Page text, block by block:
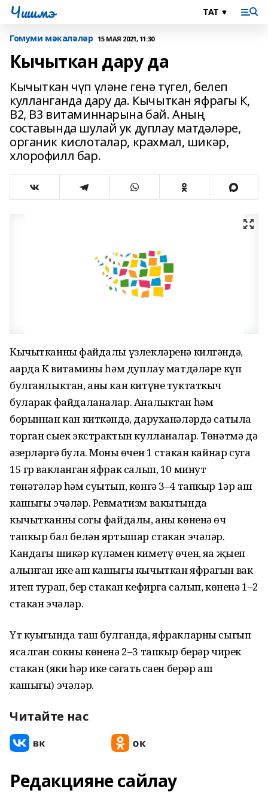
Чишмэ
Гомуми мәкаләләр 15 МАЯ 2021, 11:30
Кычыткан дару да
Кычыткан чүп үләне генә түгел, белеп
кулланганда дару да. Кычыткан яфрагы К,
В2, В3 витаминнарына бай. Аның
составында шулай ук дуплау матдәләре,
органик кислоталар, крахмал, шикәр,
хлорофилл бар.
Кычытканның файдалы үзлекләренә килгәндә,
аңарда К витамины һәм дуплау матдәләре күп
булганлыктан, аны кан китүне туктаткыч
буларак файдаланалар. Аналыктан һәм
борыннан кан киткәндә, даруханәләрдә сатыла
торган сыек экстрактын кулланалар. Төнәтмә дә
әзерләргә була. Моның өчен 1 стакан кайнар суга
15 гр вакланган яфрак салып, 10 минут
төнәтәләр һәм суытып, көнгә 3–4 тапкыр 1әр аш
кашыгы эчәләр. Ревматизм вакытында
кычытканның согы файдалы, аны көненә өч
тапкыр бал белән яртышар стакан эчәләр.
Кандагы шикәр күләмен киметү өчен, яңа җыеп
алынган ике аш кашыгы кычыткан яфрагын вак
итеп турап, бер стакан кефирга салып, көненә 1–2
стакан эчәләр.
Үт куыгында таш булганда, яфракларны сыгып
ясалган сокны көненә 2–3 тапкыр берәр чирек
стакан (яки һәр ике сәгать саен берәр аш
кашыгы) эчәләр.
Читайте нас
Редакцияне сайлау